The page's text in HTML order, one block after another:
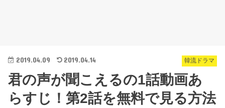
韓流ドラマ
2019.04.09 2019.04.14
君の声が聞こえるの1話動画あ
らすじ！第2話を無料で見る方法